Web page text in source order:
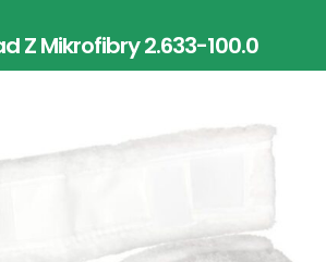
Z Mikrofibry 2.633-100.0